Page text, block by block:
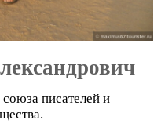
писателей и